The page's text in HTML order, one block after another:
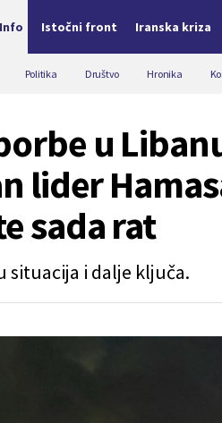
Info Istočni front Iranska kriza
Politika Društvo Hronika
u
lider
sada rat
situacija i dalje ključa.